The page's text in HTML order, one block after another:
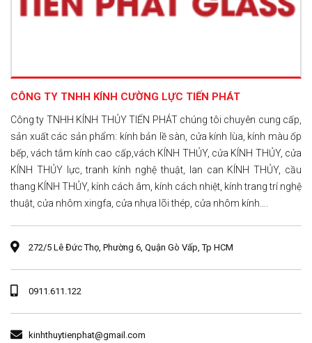
CÔNG TY TNHH KÍNH CƯỜNG LỰC TIẾN PHÁT
Công ty TNHH KÍNH THỦY TIẾN PHÁT chúng tôi chuyên cung cấp,
sản xuất các sản phẩm: kính bản lề sàn, cửa kính lùa, kính màu ốp
bếp, vách tắm kính cao cấp,vách KÍNH THỦY, cửa KÍNH THỦY, cửa
KÍNH THỦY lực, tranh kính nghệ thuật, lan can KÍNH THỦY, cầu
thang KÍNH THỦY, kính cách âm, kính cách nhiệt, kính trang trí nghệ
thuật, cửa nhôm xingfa, cửa nhựa lõi thép, cửa nhôm kính….
272/5 Lê Đức Thọ, Phường 6, Quận Gò Vấp, Tp HCM
0911.611.122
kinhthuytienphat@gmail.com